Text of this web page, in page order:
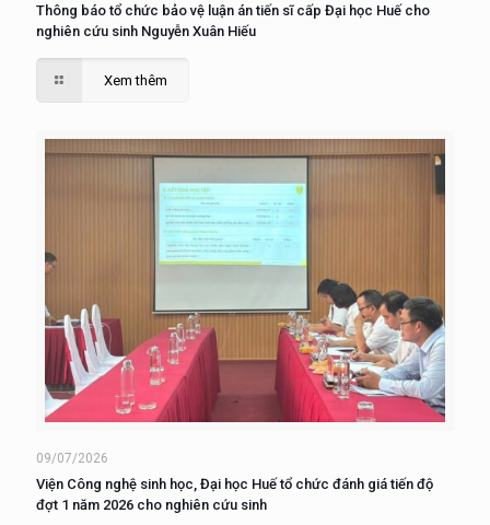
Thông báo tổ chức bảo vệ luận án tiến sĩ cấp Đại học Huế cho
nghiên cứu sinh Nguyễn Xuân Hiếu
Xem thêm
09/07/2026
Viện Công nghệ sinh học, Đại học Huế tổ chức đánh giá tiến độ
đợt 1 năm 2026 cho nghiên cứu sinh